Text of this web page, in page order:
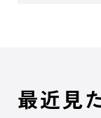
最近見